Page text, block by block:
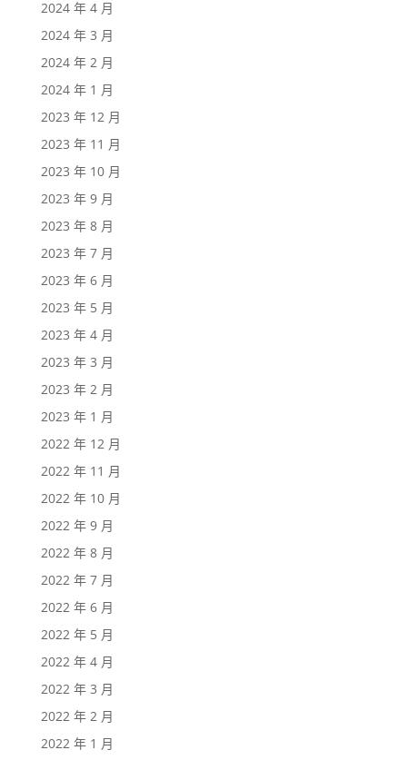
2024 年 4 月
2024 年 3 月
2024 年 2 月
2024 年 1 月
2023 年 12 月
2023 年 11 月
2023 年 10 月
2023 年 9 月
2023 年 8 月
2023 年 7 月
2023 年 6 月
2023 年 5 月
2023 年 4 月
2023 年 3 月
2023 年 2 月
2023 年 1 月
2022 年 12 月
2022 年 11 月
2022 年 10 月
2022 年 9 月
2022 年 8 月
2022 年 7 月
2022 年 6 月
2022 年 5 月
2022 年 4 月
2022 年 3 月
2022 年 2 月
2022 年 1 月